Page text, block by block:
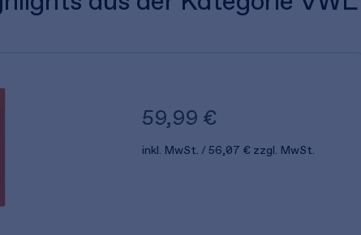
59,99 €
inkl. MwSt. 56,07 € zzgl. MwSt.